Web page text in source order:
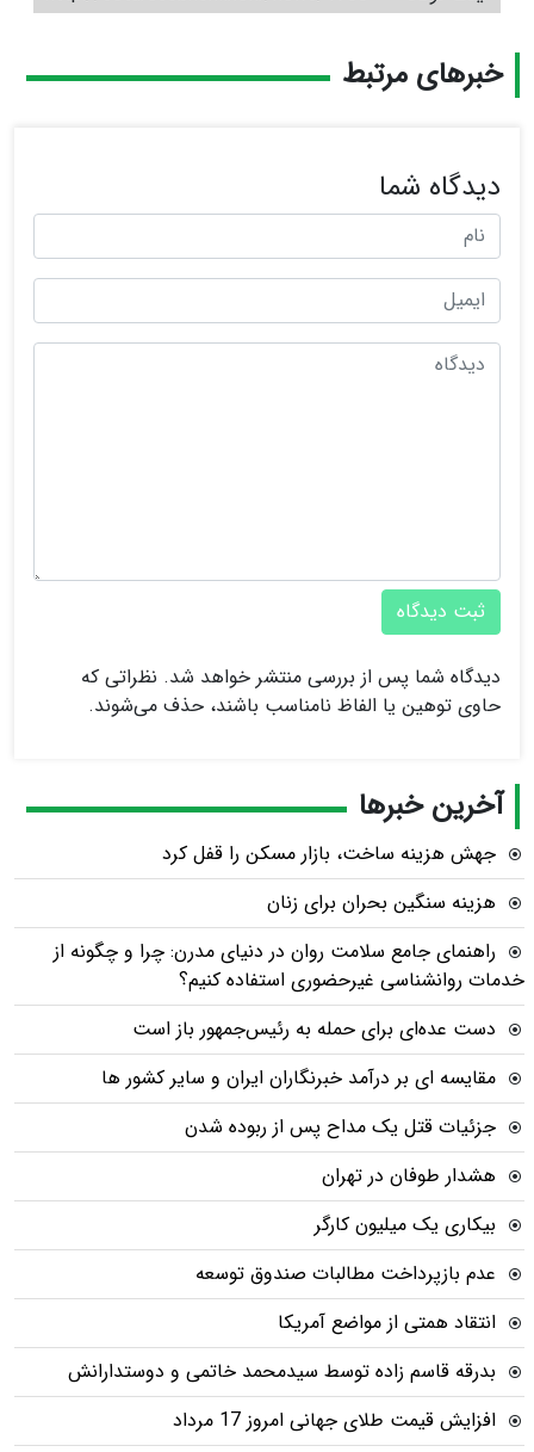
خبرهای مرتبط
دیدگاه شما
ثبت دیدگاه
دیدگاه شما پس از بررسی منتشر خواهد شد. نظراتی که
حاوی توهین یا الفاظ نامناسب باشند، حذف می‌شوند.
آخرین خبرها
جهش هزینه ساخت، بازار مسکن را قفل کرد
هزینه سنگین بحران برای زنان
راهنمای جامع سلامت روان در دنیای مدرن: چرا و چگونه از
خدمات روانشناسی غیرحضوری استفاده کنیم؟
دست عده‌ای برای حمله به رئیس‌جمهور باز است
مقایسه ای بر درآمد خبرنگاران ایران و سایر کشور ها
جزئیات قتل یک مداح پس از ربوده شدن
هشدار طوفان در تهران
بیکاری یک میلیون کارگر
عدم بازپرداخت مطالبات صندوق توسعه
انتقاد همتی از مواضع آمریکا
بدرقه قاسم زاده توسط سیدمحمد خاتمی و دوستدارانش
افزایش قیمت طلای جهانی امروز 17 مرداد